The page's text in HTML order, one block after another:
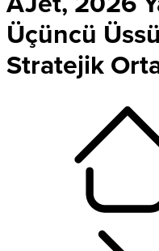
Üçüncü
Stratejik